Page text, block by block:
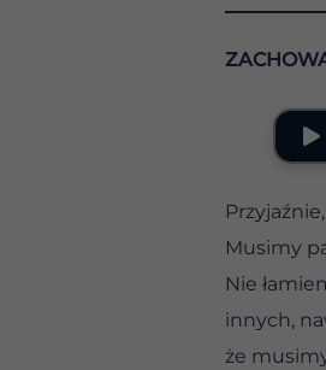
Musimy
Nie
innych,
że